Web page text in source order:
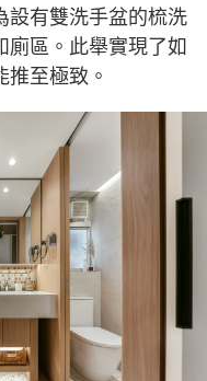
設有雙洗手盆的梳洗
區。此舉實現了如
至極致。